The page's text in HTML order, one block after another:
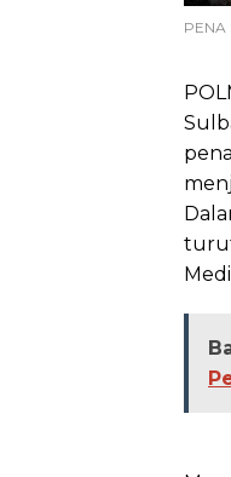
PENA